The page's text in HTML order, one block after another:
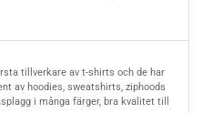
tillverkare av t-shirts och de har
av hoodies, sweatshirts, ziphoods
i många färger, bra kvalitet till